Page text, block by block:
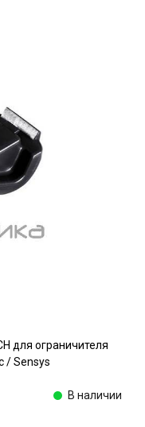
для ограничителя
/ Sensys
В наличии